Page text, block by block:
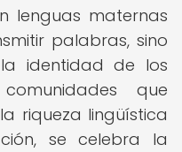
lenguas maternas
palabras, sino
identidad de los
que
riqueza lingüística
se celebra la